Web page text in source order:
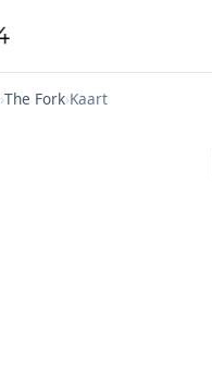
›The Fork›Kaart